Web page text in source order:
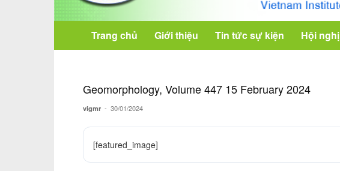
chất
và
Khoáng
sản
Trang chủ Giới thiệu Tin tức sự kiện Hội nghị
Geomorphology, Volume 447 15 February 2024
vigmr - 30/01/2024
[featured_image]